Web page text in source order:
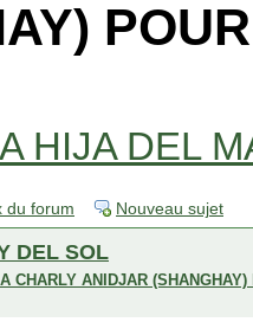
HIJA DEL
du forum Nouveau sujet
DEL SOL
CHARLY ANIDJAR